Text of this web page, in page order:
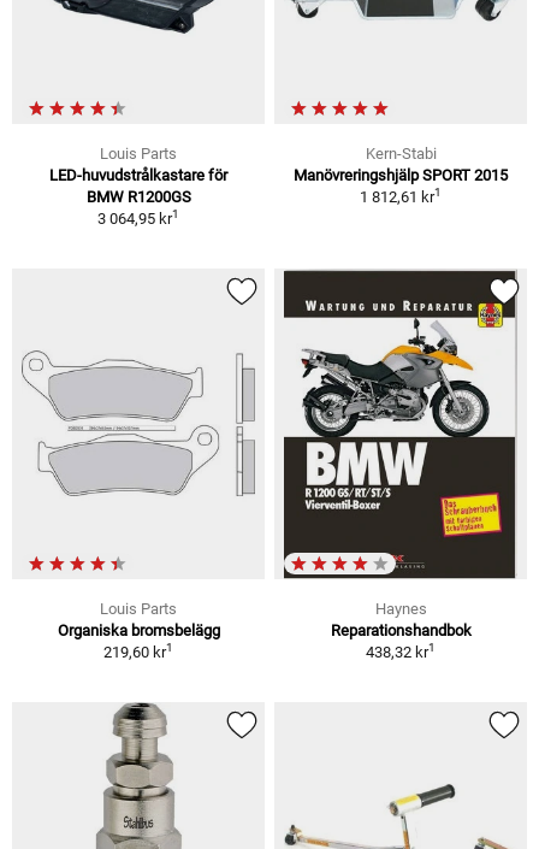
Louis Parts
LED-huvudstrålkastare för
BMW R1200GS
3 064,95 kr1
Kern-Stabi
Manövreringshjälp SPORT 2015
1 812,61 kr1
Louis Parts
Organiska bromsbelägg
219,60 kr1
Haynes
Reparationshandbok
438,32 kr1